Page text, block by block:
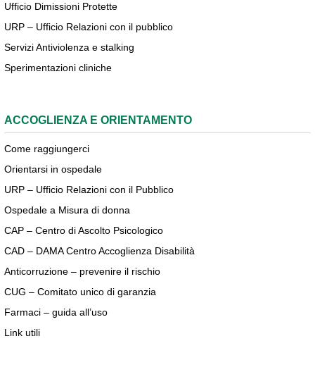
Ufficio Dimissioni Protette
URP – Ufficio Relazioni con il pubblico
Servizi Antiviolenza e stalking
Sperimentazioni cliniche
ACCOGLIENZA E ORIENTAMENTO
Come raggiungerci
Orientarsi in ospedale
URP – Ufficio Relazioni con il Pubblico
Ospedale a Misura di donna
CAP – Centro di Ascolto Psicologico
CAD – DAMA Centro Accoglienza Disabilità
Anticorruzione – prevenire il rischio
CUG – Comitato unico di garanzia
Farmaci – guida all’uso
Link utili